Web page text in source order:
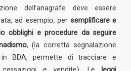
dell’anagrafe deve essere
ad esempio, per semplificare e
obblighi e procedure da seguire
, (la corretta segnalazione
in BDA, permette di tracciare e